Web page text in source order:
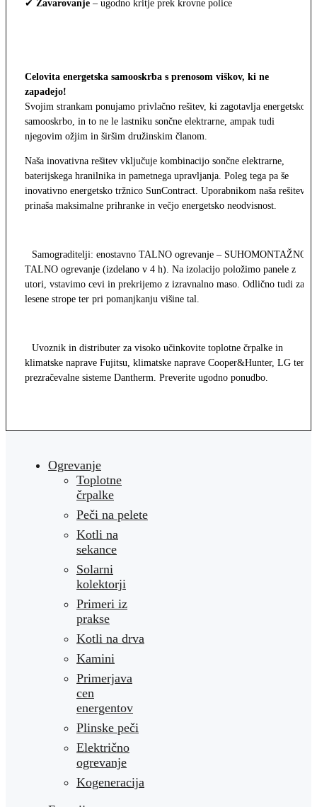
✔ Zavarovanje – ugodno kritje prek krovne police
Celovita energetska samooskrba s prenosom viškov, ki ne
zapadejo!
Svojim strankam ponujamo privlačno rešitev, ki zagotavlja energetsko
samooskrbo, in to ne le lastniku sončne elektrarne, ampak tudi
njegovim ožjim in širšim družinskim članom.
Naša inovativna rešitev vključuje kombinacijo sončne elektrarne,
baterijskega hranilnika in pametnega upravljanja. Poleg tega pa še
inovativno energetsko tržnico SunContract. Uporabnikom naša rešitev
prinaša maksimalne prihranke in večjo energetsko neodvisnost.
Samograditelji: enostavno TALNO ogrevanje – SUHOMONTAŽNO
TALNO ogrevanje (izdelano v 4 h). Na izolacijo položimo panele z
utori, vstavimo cevi in prekrijemo z izravnalno maso. Odlično tudi za
lesene strope ter pri pomanjkanju višine tal.
Uvoznik in distributer za visoko učinkovite toplotne črpalke in
klimatske naprave Fujitsu, klimatske naprave Cooper&Hunter, LG ter
prezračevalne sisteme Dantherm. Preverite ugodno ponudbo.
Ogrevanje
Toplotne
črpalke
Peči na pelete
Kotli na
sekance
Solarni
kolektorji
Primeri iz
prakse
Kotli na drva
Kamini
Primerjava
cen
energentov
Plinske peči
Električno
ogrevanje
Kogeneracija